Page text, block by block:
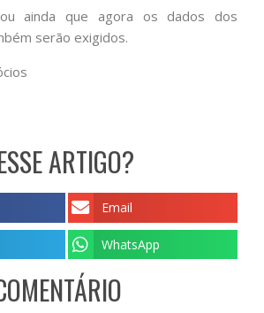
ainda que agora os dados dos
serão exigidos.
ARTIGO?
Email
WhatsApp